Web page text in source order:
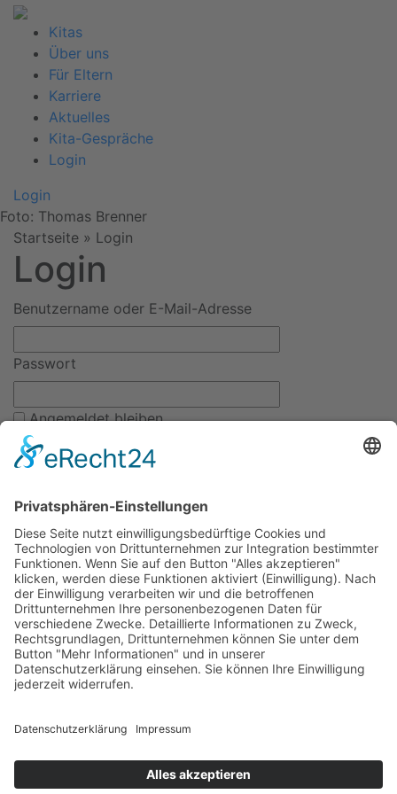
Kitas
Über uns
Für Eltern
Karriere
Aktuelles
Kita-Gespräche
Login
Login
Foto: Thomas Brenner
Startseite » Login
Login
Benutzername oder E-Mail-Adresse
Passwort
Angemeldet bleiben
Haben Sie Ihr Passwort vergessen?
Kitas
Übersicht
Über uns
Struktur
Team
Suche nach neuen Fachkräften
Für Eltern
Kita-Gespräche
Ausbildung